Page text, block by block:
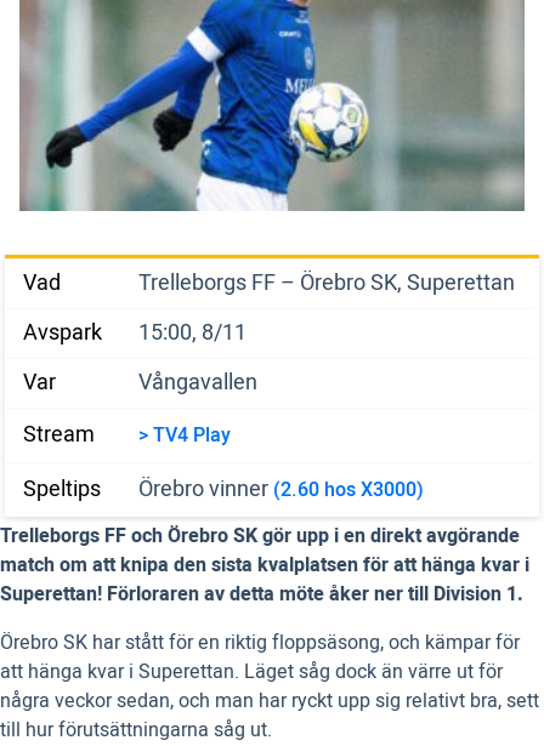
Vad
Trelleborgs FF – Örebro SK, Superettan
Avspark
15:00, 8/11
Var
Vångavallen
Stream
> TV4 Play
Speltips Örebro vinner (2.60 hos X3000)
Trelleborgs FF och Örebro SK gör upp i en direkt avgörande
match om att knipa den sista kvalplatsen för att hänga kvar i
Superettan! Förloraren av detta möte åker ner till Division 1.
Örebro SK har stått för en riktig floppsäsong, och kämpar för
att hänga kvar i Superettan. Läget såg dock än värre ut för
några veckor sedan, och man har ryckt upp sig relativt bra, sett
till hur förutsättningarna såg ut.